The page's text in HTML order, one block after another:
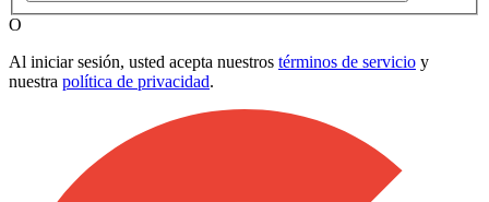
O
Al iniciar sesión, usted acepta nuestros términos de servicio y
nuestra política de privacidad.